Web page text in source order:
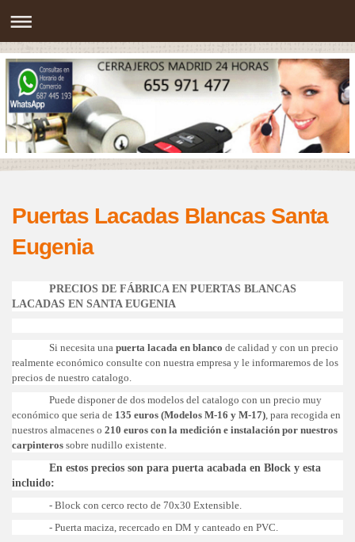
Puertas Lacadas Blancas Santa
Eugenia
PRECIOS DE FÁBRICA EN PUERTAS BLANCAS
LACADAS EN SANTA EUGENIA
Si necesita unapuerta lacada en blanco de calidad y con un precio
realmente económico consulte con nuestra empresa y le informaremos de los
precios de nuestro catalogo.
Puede disponer de dos modelos del catalogo con un precio muy
económico que seria de 135 euros (Modelos M-16 y M-17), para recogida en
nuestros almacenes o 210 euros con la medición e instalación por nuestros
carpinteros sobre nudillo existente.
En estos precios son para puerta acabada en Block y esta
incluido:
- Block con cerco recto de 70x30 Extensible.
- Puerta maciza, recercado en DM y canteado en PVC.